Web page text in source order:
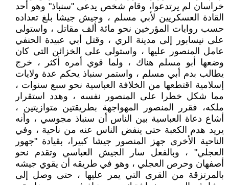
خراسان لم يرتدعوا، وقام شخص يدعى "سنباذ" وهو أحد
القادة العسكريين لأبي مسلم ، وجيش جيشا بلغ تعداده
حسب روايات المؤرخين نحو مائة ألف مقاتل ، واستولى
على نيسابور إلى مدينة الري ، وقتل أبي عبيدة الحنفي
عامل المنصور عليها ، واستولى على الخزائن التي كان
وضعها أبو مسلم هناك ، ولما قوي أمره أكثر ، خرج
يطالب بدم أبي مسلم ، واستمر سنباذ يحكم عدة ولايات
إسلامية اقتطعها من الخلافة العباسية نحو سبع سنوات ،
مما شكل خطرا على المنصور نفسه ، وهدد استقرار
ملكه، فقرر المنصور المهواجهة بطريقتين متوازيتين ،
أشاع دعاة العباسية بين الناس أن سنباذ مجوسي ، وأنه
يريد هدم الكعبة حتى ينفض الناس عنه من ناحية ، وفي
الناحية الأخرى جهز المنصور جيشا كبيرا، بقيادة "جهور
العجلي" ، وبالفعل سار الجيش العباسي وتقدم نحو
أصفهان وحرص العجلي ، وهو في طريقه أن يقوي جيشه
بالمرتزقة من القرى التي يمر عليها ، حتى وصل إلى